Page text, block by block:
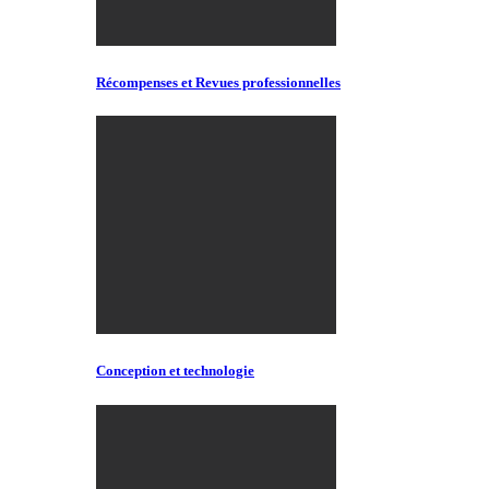
Récompenses et Revues professionnelles
Conception et technologie